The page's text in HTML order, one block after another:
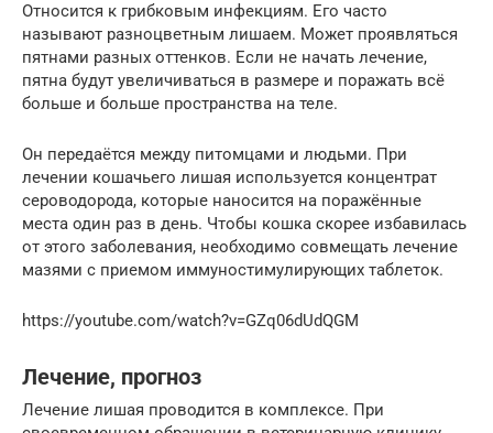
Относится к грибковым инфекциям. Его часто
называют разноцветным лишаем. Может проявляться
пятнами разных оттенков. Если не начать лечение,
пятна будут увеличиваться в размере и поражать всё
больше и больше пространства на теле.
Он передаётся между питомцами и людьми. При
лечении кошачьего лишая используется концентрат
сероводорода, которые наносится на поражённые
места один раз в день. Чтобы кошка скорее избавилась
от этого заболевания, необходимо совмещать лечение
мазями с приемом иммуностимулирующих таблеток.
https://youtube.com/watch?v=GZq06dUdQGM
Лечение, прогноз
Лечение лишая проводится в комплексе. При